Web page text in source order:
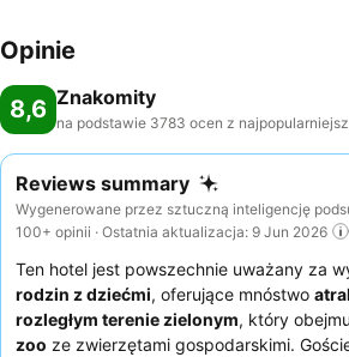
Opinie
8,6 Znakomity
na podstawie 3783 ocen z
Reviews summary
Wygenerowane przez sztuczną inteligencję
100+ opinii · Ostatnia aktualizacja: 9 Jun 2026
Ten hotel jest powszechnie uważany za
rodzin z dziećmi, oferujące mnóstwo
rozległym terenie zielonym, który
zoo ze zwierzętami gospodarskimi.